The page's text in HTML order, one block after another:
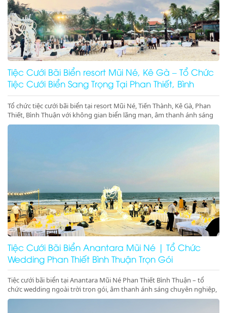
Tiệc Cưới Bãi Biển resort Mũi Né, Kê Gà – Tổ Chức
Tiệc Cưới Biển Sang Trọng Tại Phan Thiết, Bình
Thuận
Tổ chức tiệc cưới bãi biển tại resort Mũi Né, Tiến Thành, Kê Gà, Phan
Thiết, Bình Thuận với không gian biển lãng mạn, âm thanh ánh sáng
chuyên nghiệp, sân khấu cưới đẳng cấp. Liên hệ ngay để đặt dịch vụ
Tiệc Cưới Bãi Biển Anantara Mũi Né | Tổ Chức
Wedding Phan Thiết Bình Thuận Trọn Gói
Tiệc cưới bãi biển tại Anantara Mũi Né Phan Thiết Bình Thuận – tổ
chức wedding ngoài trời trọn gói, âm thanh ánh sáng chuyên nghiệp,
sân khấu cưới trên biển sang trọng, lãng mạn, đẳng cấp